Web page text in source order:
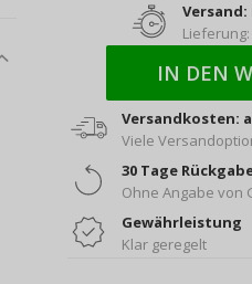
Versand:
IN DEN
Versandkosten:
Viele
30 Tage
Ohne Angabe von
Gewährleistung
Klar geregelt
5,90 €
TESCOMA